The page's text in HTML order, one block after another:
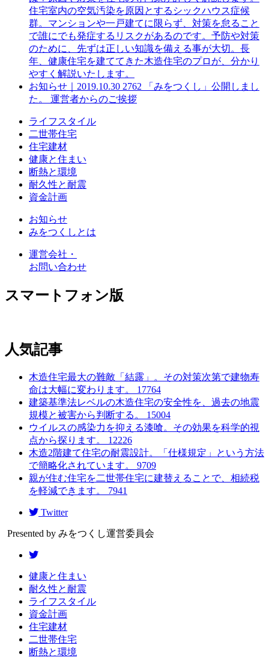
住宅室内の空気汚染を原因とするシックハウス症候
群。マンションや一戸建てに限らず、対策を怠ること
で誰にでも発症するリスクがあるのです。予防や対策
のために、先ずは正しい知識を備える事が大切。長
年、健康住宅を建ててきた木造住宅のプロが、分かり
やすく解説いたします。
お知らせ｜ 2019.10.30 2762
「みをつくし」公開しまし
た。
運営者からのご挨拶
ライフスタイル
二世帯住宅
住宅建材
健康と住まい
断熱と環境
耐久性と耐震
資金計画
お知らせ
みをつくしとは
運営会社・
お問い合わせ
スマートフォン版
人気記事
木造住宅最大の難敵「結露」。その対策次第で建物寿
命は大幅に変わります。 17764
建築基準法レベルの木造住宅の安全性を、過去の地震
規模と被害から判断する。 15004
ウイルスの感染力を抑える漆喰。その効果を科学的視
点から探ります。 12226
木造2階建て住宅の耐震設計。「仕様規定」という方法
で簡略化されています。 9709
親が住む住宅を二世帯住宅に建替えることで、相続税
を軽減できます。 7941
Twitter
Presented by みをつくし運営委員会
健康と住まい
耐久性と耐震
ライフスタイル
資金計画
住宅建材
二世帯住宅
断熱と環境